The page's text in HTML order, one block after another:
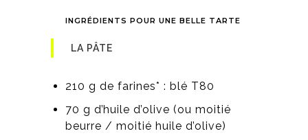
INGRÉDIENTS POUR UNE BELLE TARTE
LA PÂTE
210 g de farines* : blé T80
70 g d’huile d’olive (ou moitié
beurre / moitié huile d’olive)